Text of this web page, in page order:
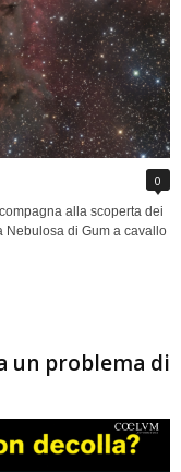
0
alla scoperta dei
Nebulosa di Gum a cavallo
un problema di